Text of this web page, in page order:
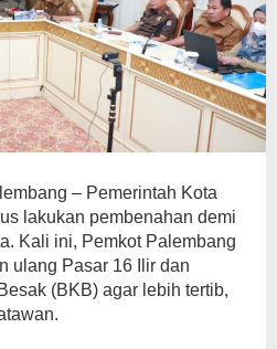
– Pemerintah Kota
lakukan pembenahan demi
Kali ini, Pemkot Palembang
ulang Pasar 16 Ilir dan
(BKB) agar lebih tertib,